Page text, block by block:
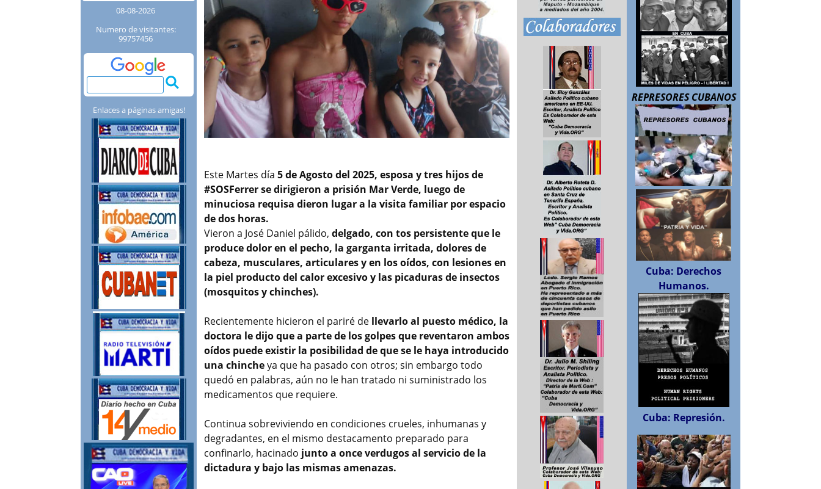
08-08-2026
Numero de visitantes:
99757456
Enlaces a páginas amigas!
Este Martes día 5 de Agosto del 2025, esposa y tres hijos de
#SOSFerrer se dirigieron a prisión Mar Verde, luego de
minuciosa requisa dieron lugar a la visita familiar por espacio
de dos horas.
Vieron a José Daniel pálido, delgado, con tos persistente que le
produce dolor en el pecho, la garganta irritada, dolores de
cabeza, musculares, articulares y en los oídos, con lesiones en
la piel producto del calor excesivo y las picaduras de insectos
(mosquitos y chinches).
Recientemente hicieron el pariré de llevarlo al puesto médico, la
doctora le dijo que a parte de los golpes que reventaron ambos
oídos puede existir la posibilidad de que se le haya introducido
una chincheya que ha pasado con otros; sin embargo todo
quedó en palabras, aún no le han tratado ni suministrado los
medicamentos que requiere.
Continua sobreviviendo en condiciones crueles, inhumanas y
degradantes, en el mismo destacamento preparado para
confinarlo, hacinado junto a once verdugos al servicio de la
dictadura y bajo las mismas amenazas.
REPRESORES CUBANOS
Cuba: Derechos
Humanos.
Cuba: Represión.